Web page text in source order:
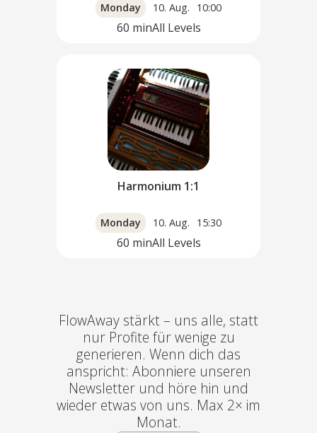
Monday 10. Aug. 10:00
60 minAll Levels
Harmonium 1:1
Monday 10. Aug. 15:30
60 minAll Levels
FlowAway stärkt – uns alle, statt
nur Profite für wenige zu
generieren. Wenn dich das
anspricht: Abonniere unseren
Newsletter und höre hin und
wieder etwas von uns. Max 2× im
Monat.